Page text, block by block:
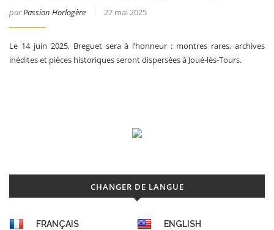
parPassion Horlogère 27 mai 2025
Le 14 juin 2025, Breguet sera à l’honneur : montres rares, archives
inédites et pièces historiques seront dispersées à Joué-lès-Tours.
CHANGER DE LANGUE
FRANÇAIS
ENGLISH